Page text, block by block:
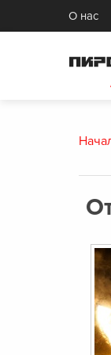
О нас